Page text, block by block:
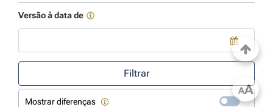
Versão à data de
Use a tecla de seta para baixo para abrir o calendário; Use as
Filtrar
Mostrar diferenças
AA